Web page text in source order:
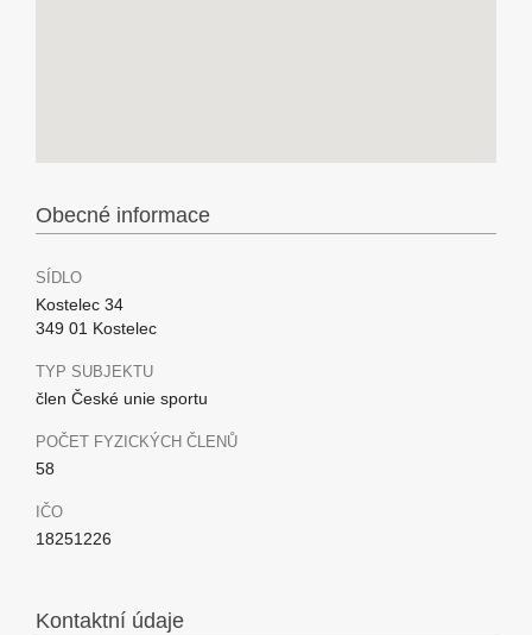
Obecné informace
SÍDLO
Kostelec 34
349 01 Kostelec
TYP SUBJEKTU
člen České unie sportu
POČET FYZICKÝCH ČLENŮ
58
IČO
18251226
Kontaktní údaje